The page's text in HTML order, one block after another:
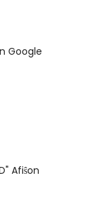
Google
Afiŝon